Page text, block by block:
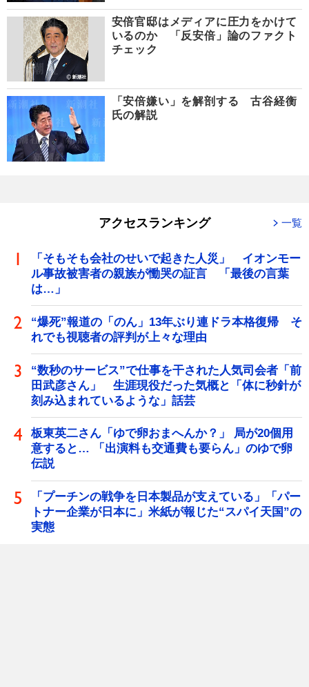
安倍官邸はメディアに圧力をかけて
いるのか 「反安倍」論のファクト
チェック
「安倍嫌い」を解剖する 古谷経衡
氏の解説
アクセスランキング 一覧
「そもそも会社のせいで起きた人災」 イオンモー
ル事故被害者の親族が慟哭の証言 「最後の言葉
は…」
“爆死”報道の「のん」13年ぶり連ドラ本格復帰 そ
れでも視聴者の評判が上々な理由
“数秒のサービス”で仕事を干された人気司会者「前
田武彦さん」 生涯現役だった気概と「体に秒針が
刻み込まれているような」話芸
板東英二さん「ゆで卵おまへんか？」 局が20個用
意すると… 「出演料も交通費も要らん」のゆで卵
伝説
「プーチンの戦争を日本製品が支えている」「パー
トナー企業が日本に」米紙が報じた“スパイ天国”の
実態